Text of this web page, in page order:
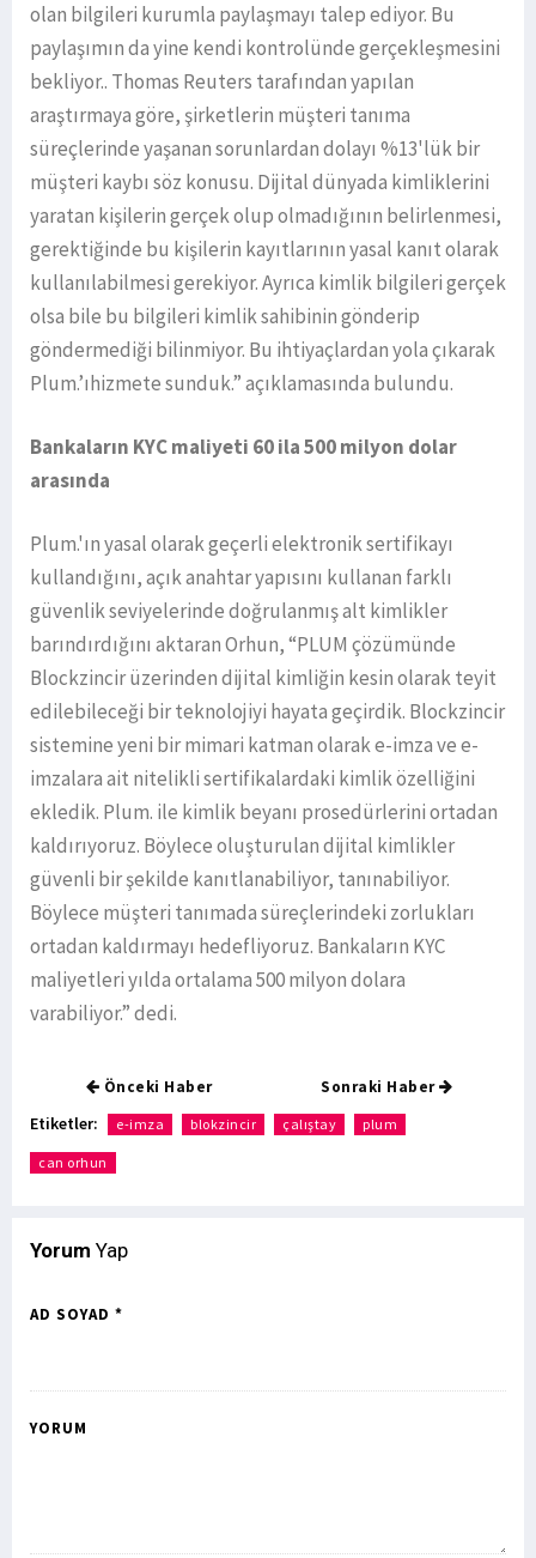
olan bilgileri kurumla paylaşmayı talep ediyor. Bu
paylaşımın da yine kendi kontrolünde gerçekleşmesini
bekliyor.. Thomas Reuters tarafından yapılan
araştırmaya göre, şirketlerin müşteri tanıma
süreçlerinde yaşanan sorunlardan dolayı %13'lük bir
müşteri kaybı söz konusu. Dijital dünyada kimliklerini
yaratan kişilerin gerçek olup olmadığının belirlenmesi,
gerektiğinde bu kişilerin kayıtlarının yasal kanıt olarak
kullanılabilmesi gerekiyor. Ayrıca kimlik bilgileri gerçek
olsa bile bu bilgileri kimlik sahibinin gönderip
göndermediği bilinmiyor. Bu ihtiyaçlardan yola çıkarak
Plum.’ıhizmete sunduk.” açıklamasında bulundu.
Bankaların KYC maliyeti 60 ila 500 milyon dolar
arasında
Plum.'ın yasal olarak geçerli elektronik sertifikayı
kullandığını, açık anahtar yapısını kullanan farklı
güvenlik seviyelerinde doğrulanmış alt kimlikler
barındırdığını aktaran Orhun, “PLUM çözümünde
Blockzincir üzerinden dijital kimliğin kesin olarak teyit
edilebileceği bir teknolojiyi hayata geçirdik. Blockzincir
sistemine yeni bir mimari katman olarak e-imza ve e-
imzalara ait nitelikli sertifikalardaki kimlik özelliğini
ekledik. Plum. ile kimlik beyanı prosedürlerini ortadan
kaldırıyoruz. Böylece oluşturulan dijital kimlikler
güvenli bir şekilde kanıtlanabiliyor, tanınabiliyor.
Böylece müşteri tanımada süreçlerindeki zorlukları
ortadan kaldırmayı hedefliyoruz. Bankaların KYC
maliyetleri yılda ortalama 500 milyon dolara
varabiliyor.” dedi.
Önceki Haber Sonraki Haber
Etiketler: e-imza blokzincir çalıştay plum
can orhun
Yorum Yap
AD SOYAD *
YORUM